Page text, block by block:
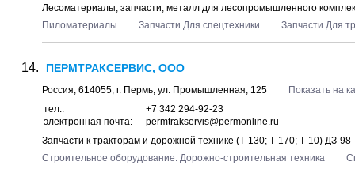
Лесоматериалы, запчасти, металл для лесопромышленного
Пиломатериалы
Запчасти Для спецтехники Запчасти Для
ПЕРМТРАКСЕРВИС, ООО
Россия, 614055, г. Пермь, ул. Промышленная, 125
Показать на
тел.:
+7 342 294-92-23
электронная почта:
permtrakservis@permonline.ru
Запчасти к тракторам и дорожной технике (Т-130; Т-170; Т-10) ДЗ-98
Строительное оборудование. Дорожно-строительная техника